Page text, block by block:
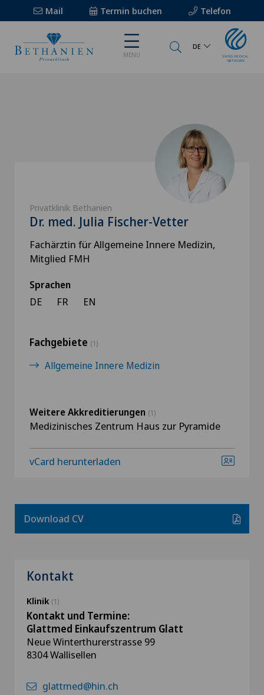
Mail Termin buchen Telefon
MENU
DE
Privatklinik Bethanien
Dr. med. Julia Fischer-Vetter
Fachärztin für Allgemeine Innere Medizin,
Mitglied FMH
Sprachen
DE FR EN
Fachgebiete (1)
Allgemeine Innere Medizin
Weitere Akkreditierungen (1)
Medizinisches Zentrum Haus zur Pyramide
vCard herunterladen
Download CV
Kontakt
Klinik (1)
Kontakt und Termine:
Glattmed Einkaufszentrum Glatt
Neue Winterthurerstrasse 99
8304 Wallisellen
glattmed@hin.ch